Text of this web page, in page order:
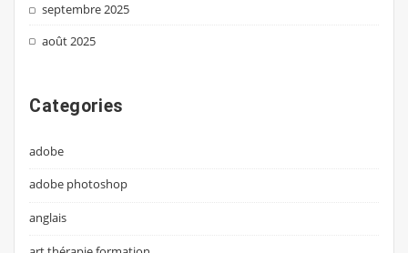
septembre 2025
août 2025
Categories
adobe
adobe photoshop
anglais